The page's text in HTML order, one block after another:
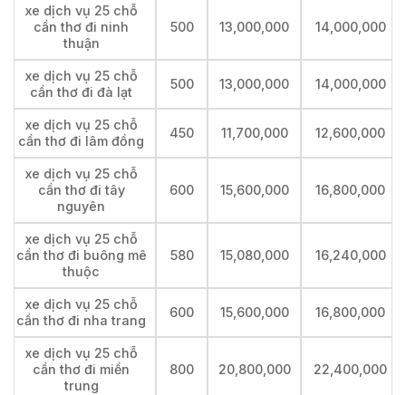
xe dịch vụ 25 chỗ
cần thơ đi ninh
thuận
500 13,000,000 14,000,000
xe dịch vụ 25 chỗ
cần thơ đi đà lạt
500 13,000,000 14,000,000
xe dịch vụ 25 chỗ
cần thơ đi lâm đồng
450 11,700,000 12,600,000
xe dịch vụ 25 chỗ
cần thơ đi tây
nguyên
600 15,600,000 16,800,000
xe dịch vụ 25 chỗ
cần thơ đi buông mê
thuộc
580 15,080,000 16,240,000
xe dịch vụ 25 chỗ
cần thơ đi nha trang
600 15,600,000 16,800,000
xe dịch vụ 25 chỗ
cần thơ đi miền
trung
800 20,800,000 22,400,000